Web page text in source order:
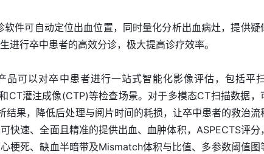
件可自动定位出血位置，同时量化分析出血病灶，提供疑
进行卒中患者的高效分诊，极大提高诊疗效率。
品可以对卒中患者进行一站式智能化影像评估，包括平
CT灌注成像(CTP)等检查场景。对于多模态CT扫描数据，
结果，降低后处理与阅片时间的耗损，让卒中患者的救治流
快速、全面且精准的提供出血、血肿体积，ASPECTS评分
梗死、缺血半暗带及Mismatch体积与比值、多参数阈值图